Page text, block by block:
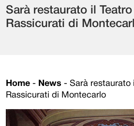
Sarà restaurato il
Rassicurati di
Home - News - Sarà restaurato
Rassicurati di Montecarlo